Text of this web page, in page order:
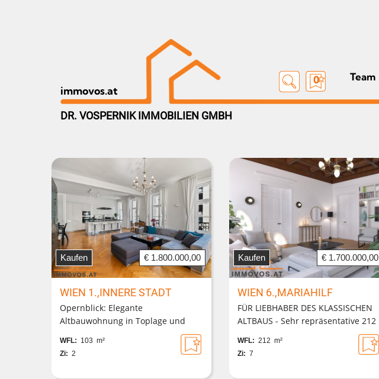
immovos.at
0 Team
DR. VOSPERNIK IMMOBILIEN GMBH
Kaufen € 1.800.000,00
WIEN 1.,INNERE STADT
Opernblick: Elegante
Altbauwohnung in Toplage und
WFL: 103 m²
Zi: 2
Kaufen € 1.700.000,00
WIEN 6.,MARIAHILF
FÜR LIEBHABER DES KLASSISCHEN
ALTBAUS - Sehr repräsentative 212
m2 in Gehdistanz zum 1. Bezirk - 2
Eingänge
WFL: 212 m²
Zi: 7